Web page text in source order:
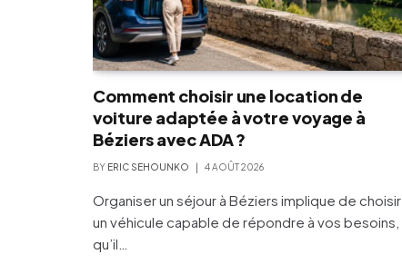
Comment choisir une location de
voiture adaptée à votre voyage à
Béziers avec ADA ?
BY ERIC SEHOUNKO 4 AOÛT 2026
Organiser un séjour à Béziers implique de choisir
un véhicule capable de répondre à vos besoins,
qu’il…